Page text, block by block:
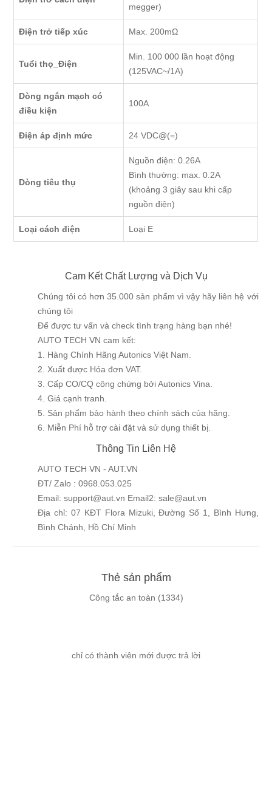
megger)
Điện trở tiếp xúc Max. 200mΩ
Tuổi thọ_Điện
Min. 100 000 lần hoạt động
(125VAC~/1A)
Dòng ngắn mạch có
điều kiện
100A
Điện áp định mức 24 VDC@(=)
Dòng tiêu thụ
Nguồn điện: 0.26A
Bình thường: max. 0.2A
(khoảng 3 giây sau khi cấp
nguồn điện)
Loại cách điện Loại E
Cam Kết Chất Lượng và Dịch Vụ
Chúng tôi có hơn 35.000 sản phẩm vì vậy hãy liên hệ với
chúng tôi
Để được tư vấn và check tình trạng hàng bạn nhé!
AUTO TECH VN cam kết:
1. Hàng Chính Hãng Autonics Việt Nam.
2. Xuất được Hóa đơn VAT.
3. Cấp CO/CQ công chứng bởi Autonics Vina.
4. Giá cạnh tranh.
5. Sản phẩm bảo hành theo chính sách của hãng.
6. Miễn Phí hỗ trợ cài đặt và sử dụng thiết bị.
Thông Tin Liên Hệ
AUTO TECH VN - AUT.VN
ĐT/ Zalo : 0968.053.025
Email: support@aut.vn Email2: sale@aut.vn
Địa chỉ: 07 KĐT Flora Mizuki, Đường Số 1, Bình Hưng,
Bình Chánh, Hồ Chí Minh
Thẻ sản phẩm
Công tắc an toàn (1334)
chỉ có thành viên mới được trả lời